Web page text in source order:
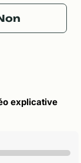
Non
explicative